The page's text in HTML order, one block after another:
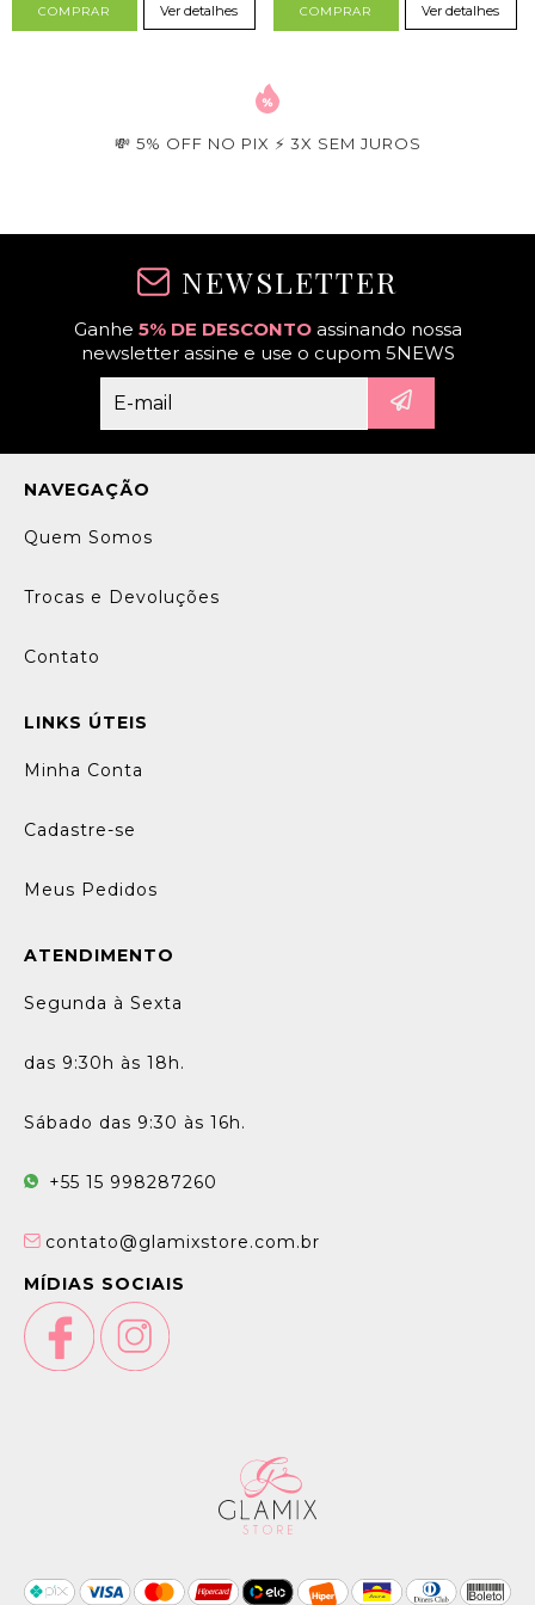
COMPRAR Ver detalhes COMPRAR Ver detalhes
💸 5% OFF NO PIX ⚡ 3X SEM JUROS
NEWSLETTER
Ganhe 5% DE DESCONTOassinando nossa
newsletter assine e use o cupom 5NEWS
NAVEGAÇÃO
Quem Somos
Trocas e Devoluções
Contato
LINKS ÚTEIS
Minha Conta
Cadastre-se
Meus Pedidos
ATENDIMENTO
Segunda à Sexta
das 9:30h às 18h.
Sábado das 9:30 às 16h.
+55 15 998287260
contato@glamixstore.com.br
MÍDIAS SOCIAIS